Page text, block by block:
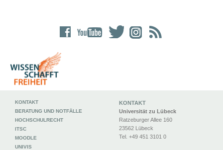
KONTAKT
Universität zu Lübeck
Ratzeburger Allee 160
23562 Lübeck
Tel. +49 451 3101 0
KONTAKT
BERATUNG UND NOTFÄLLE
HOCHSCHULRECHT
ITSC
MOODLE
UNIVIS